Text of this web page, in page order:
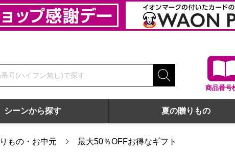
商品番号
シーンから探す 夏の贈りもの
もの・お中元 最大50％OFFお得なギフト